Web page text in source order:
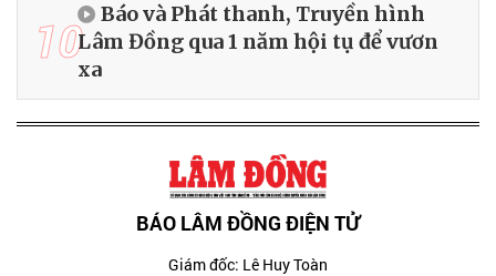
10
Báo và Phát thanh, Truyền hình
Lâm Đồng qua 1 năm hội tụ để vươn
xa
BÁO LÂM ĐỒNG ĐIỆN TỬ
Giám đốc: Lê Huy Toàn